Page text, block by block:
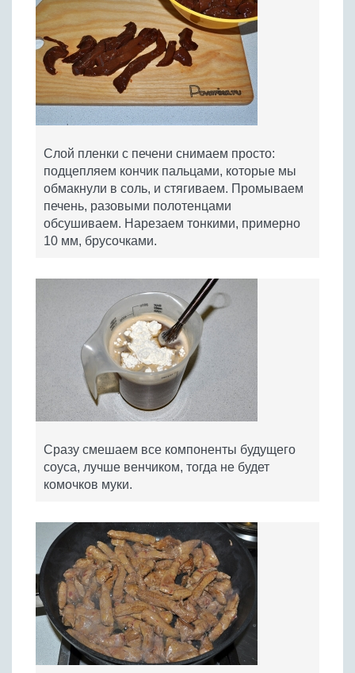
Слой пленки с печени снимаем просто:
подцепляем кончик пальцами, которые мы
обмакнули в соль, и стягиваем. Промываем
печень, разовыми полотенцами
обсушиваем. Нарезаем тонкими, примерно
10 мм, брусочками.
Сразу смешаем все компоненты будущего
соуса, лучше венчиком, тогда не будет
комочков муки.